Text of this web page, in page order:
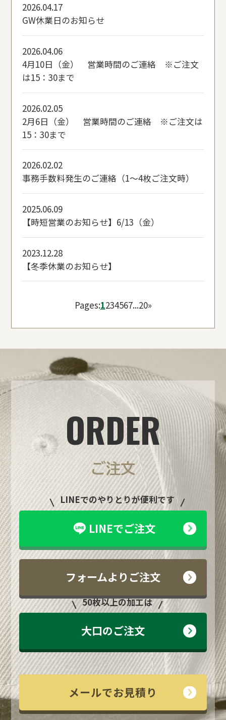
2026.04.17
GW休業日のお知らせ
2026.04.06
4月10日（金） 営業時間のご連絡 ※ご注文
は15：30まで
2026.02.05
2月6日（金） 営業時間のご連絡 ※ご注文は
15：30まで
2026.02.02
事務手数料発生のご連絡（1～4枚ご注文時）
2025.06.09
【時短営業のお知らせ】6/13（金）
2023.12.28
【冬季休業のお知らせ】
Pages:1234567...20»
ORDER
ご注文
LINEでのやりとりが便利です
LINEでご注文
フォームよりご注文
50枚以上の加工は
大口のご注文
メールでお見積り